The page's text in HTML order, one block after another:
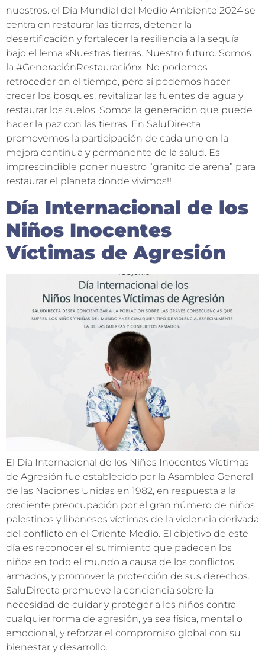
nuestros. el Día Mundial del Medio Ambiente 2024 se
centra en restaurar las tierras, detener la
desertificación y fortalecer la resiliencia a la sequía
bajo el lema «Nuestras tierras. Nuestro futuro. Somos
la #GeneraciónRestauración». No podemos
retroceder en el tiempo, pero sí podemos hacer
crecer los bosques, revitalizar las fuentes de agua y
restaurar los suelos. Somos la generación que puede
hacer la paz con las tierras. En SaluDirecta
promovemos la participación de cada uno en la
mejora continua y permanente de la salud. Es
imprescindible poner nuestro “granito de arena” para
restaurar el planeta donde vivimos!!
Día Internacional de los
Niños Inocentes
Víctimas de Agresión
El Día Internacional de los Niños Inocentes Víctimas
de Agresión fue establecido por la Asamblea General
de las Naciones Unidas en 1982, en respuesta a la
creciente preocupación por el gran número de niños
palestinos y libaneses víctimas de la violencia derivada
del conflicto en el Oriente Medio. El objetivo de este
día es reconocer el sufrimiento que padecen los
niños en todo el mundo a causa de los conflictos
armados, y promover la protección de sus derechos.
SaluDirecta promueve la conciencia sobre la
necesidad de cuidar y proteger a los niños contra
cualquier forma de agresión, ya sea física, mental o
emocional, y reforzar el compromiso global con su
bienestar y desarrollo.